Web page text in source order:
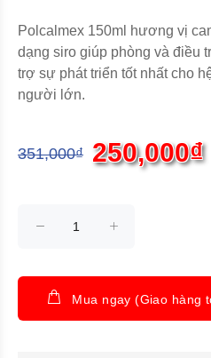
Polcalmex 150ml hương vị
dạng siro giúp phòng và điều
trợ sự phát triển tốt nhất cho
người lớn.
351,000₫ 250,000₫
Mua ngay (Giao hàng